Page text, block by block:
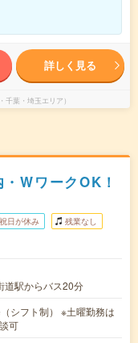
詳しく見る
葉・埼玉エリア）
WワークOK！
日が休み 残業なし
道駅からバス20分
シフト制） ※土曜勤務は
可